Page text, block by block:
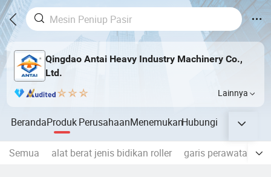
Qingdao Antai Heavy Industry Machinery Co.,
Ltd.
Lainnya
BerandaProdukPerusahaanMenemukanHubungi
Semua alat berat jenis bidikan roller garis perawatan